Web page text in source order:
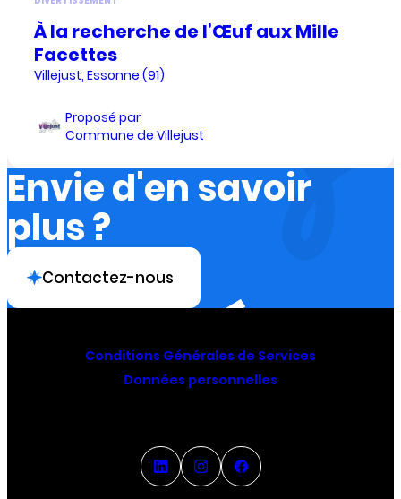
À la recherche de l’Œuf aux Mille
Facettes
Villejust, Essonne (91)
Proposé par
Commune de Villejust
Envie d'en savoir
plus ?
Contactez-nous
Conditions Générales de Services
Données personnelles